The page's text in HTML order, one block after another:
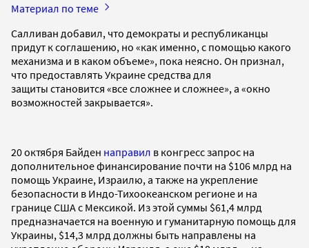
Материал по теме
Салливан добавил, что демократы и республиканцы
придут к соглашению, но «как именно, с помощью какого
механизма и в каком объеме», пока неясно. Он признал,
что предоставлять Украине средства для
защиты становится «все сложнее и сложнее», а «окно
возможностей закрывается».
20 октября Байден направил в конгресс запрос на
дополнительное финансирование почти на $106 млрд на
помощь Украине, Израилю, а также на укрепление
безопасности в Индо-Тихоокеанском регионе и на
границе США с Мексикой. Из этой суммы $61,4 млрд
предназначается на военную и гуманитарную помощь для
Украины, $14,3 млрд должны быть направлены на